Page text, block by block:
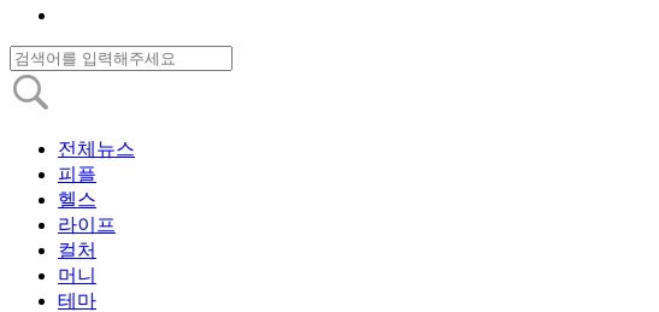
전체뉴스
피플
헬스
라이프
컬처
머니
테마